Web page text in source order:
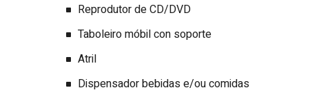
Reprodutor de CD/DVD
Taboleiro móbil con soporte
Atril
Dispensador bebidas e/ou comidas